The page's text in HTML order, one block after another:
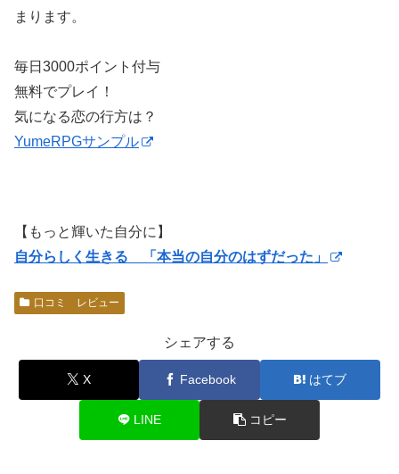
まります。
毎日3000ポイント付与
無料でプレイ！
気になる恋の行方は？
YumeRPGサンプル
【もっと輝いた自分に】
自分らしく生きる 「本当の自分のはずだった」
口コミ レビュー
シェアする
X Facebook はてブ
LINE コピー